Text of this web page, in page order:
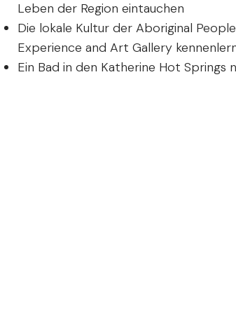
Leben der Region eintauchen
Die lokale Kultur der Aboriginal
Experience and Art Gallery
Ein Bad in den Katherine Hot Springs